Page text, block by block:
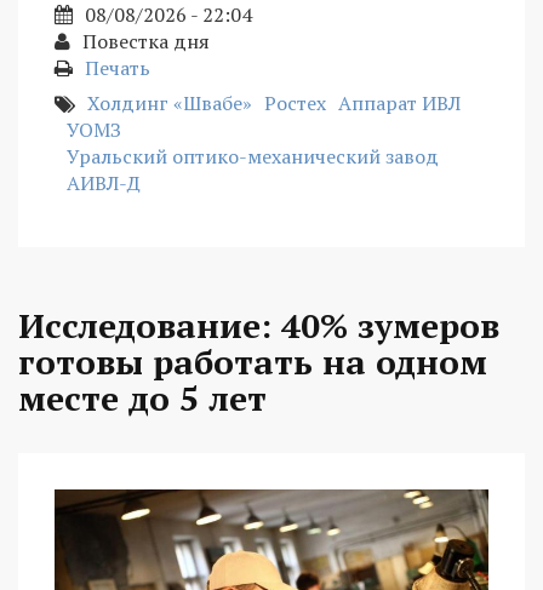
08/08/2026 - 22:04
Повестка дня
Печать
Холдинг «Швабе» Ростех Аппарат ИВЛ
УОМЗ
Уральский оптико-механический завод
АИВЛ-Д
Исследование: 40% зумеров
готовы работать на одном
месте до 5 лет